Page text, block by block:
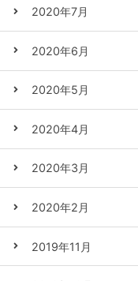
2020年7月
2020年6月
2020年5月
2020年4月
2020年3月
2020年2月
2019年11月